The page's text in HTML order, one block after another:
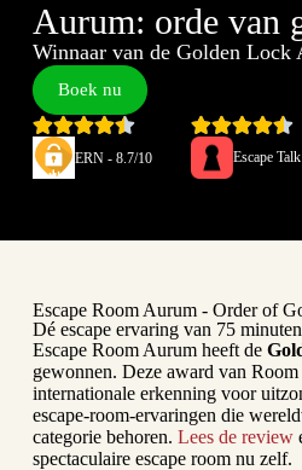
Aurum: orde van
Winnaar van de Golden Lock
Boek nu
ERN - 8.7/10 Escape
Escape Room Aurum - Order of
Dé escape ervaring van 75 minuten
Escape Room Aurum heeft de
gewonnen. Deze award van Room
internationale erkenning voor
escape-room-ervaringen die
categorie behoren. Lees de review
spectaculaire escape room nu zelf.